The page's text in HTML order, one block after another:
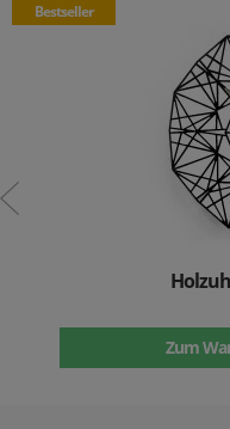
Bestseller
Zum